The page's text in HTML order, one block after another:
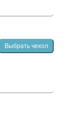
Выбрать чехол